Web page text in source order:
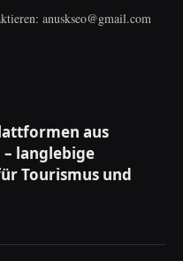
anuskseo@gmail.com
aus
langlebige
Tourismus und